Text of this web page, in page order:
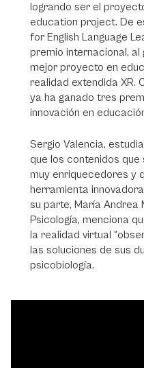
logrando ser el
education project. De
for English Language
premio internacional,
mejor proyecto en
realidad extendida XR.
ya ha ganado tres
innovación en
Sergio Valencia,
que los contenidos
muy enriquecedores y
herramienta
su parte, María Andrea
Psicología, menciona
la realidad virtual
las soluciones de sus
psicobiología.